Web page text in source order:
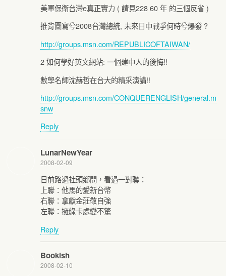
美軍保衛台灣e真正實力 ( 請見228 60 年 的三個反省 )
推背圖寫兮2008台灣總統, 未來日中戰爭何時兮爆發 ?
http://groups.msn.com/REPUBLICOFTAIWAN/
2 如何學好英文網站: 一個建中人的後悔!!
數學名師沈赫哲在台大的精采演講!!
http://groups.msn.com/CONQUERENGLISH/general.m
snw
Reply
LunarNewYear
2008-02-09
日前路過社頭鄉間，看過一對聯：
上聯：他馬的愛新台幣
右聯：拿獻金莊敬自強
左聯：擁綠卡處變不驚
Reply
Bookish
2008-02-10